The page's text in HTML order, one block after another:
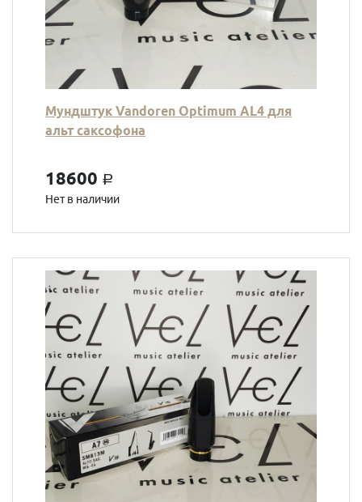
Мундштук Vandoren Optimum AL4 для
альт саксофона
18600 a
Нет в наличии